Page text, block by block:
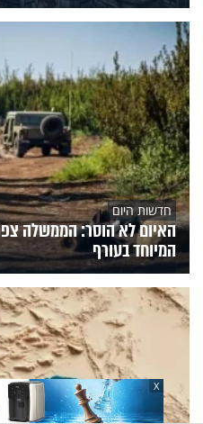
חדשות היום
האיום לא הוסר: הממשלה
המיוחד בעורף
X